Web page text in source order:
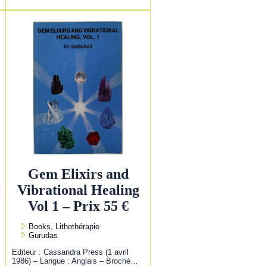
Gem Elixirs and
Vibrational Healing
Vol 1 – Prix 55 €
Books, Lithothérapie
Gurudas
Editeur : Cassandra Press (1 avril
1986) – Langue : Anglais – Broché…